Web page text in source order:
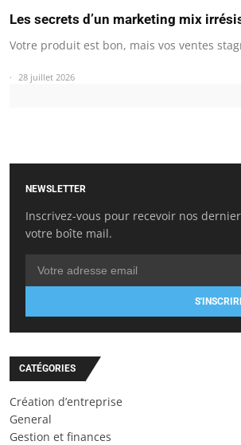
Les secrets d’un marketing mix
Votre produit est bon, mais vos ventes
28 juillet 2026
NEWSLETTER
Inscrivez-vous pour recevoir nos
votre boîte mail.
CATÉGORIES
Création d’entreprise
General
Gestion et finances